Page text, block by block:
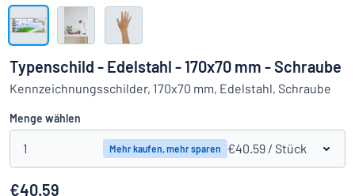
Das Gesuchte nicht gefunden? Schild hier entwerfen
Alle Kategorien anzeigen
Einloggen
Kundenservice
Privat
Typenschild - Edelstahl - 170x70 mm - Schraube
Kennzeichnungsschilder, 170x70 mm, Edelstahl, Schraube
Menge wählen
1 Mehr kaufen, mehr sparen €40.59 / Stück
€40.59